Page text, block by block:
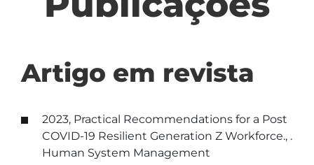
Artigo em revista
2023, Practical Recommendations for a Post
COVID-19 Resilient Generation Z Workforce., .
Human System Management